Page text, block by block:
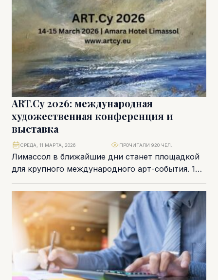
ART.Cy 2026: международная
художественная конференция и
выставка
Лимассол в ближайшие дни станет площадкой
для крупного международного арт-события. 14–
15 марта в Amara Hotel пройдет конференция и
выставка ART.Cy 2026, которая объединит...
СРЕДА, 11 МАРТА, 2026 ПРОЧИТАЛИ 920 ЧЕЛ.